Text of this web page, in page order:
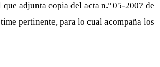
adjunta copia del acta n.º 05-2007 de
pertinente, para lo cual acompaña los